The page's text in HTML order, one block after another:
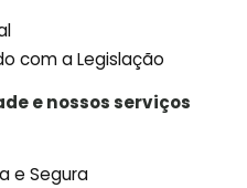
com a Legislação
e nossos serviços
e Segura